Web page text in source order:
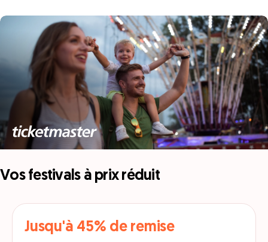
Vos festivals à prix réduit
Jusqu'à 45% de remise